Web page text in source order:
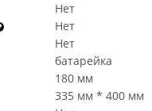
Нет
Нет
Нет
батарейка
180 мм
335 мм * 400 мм